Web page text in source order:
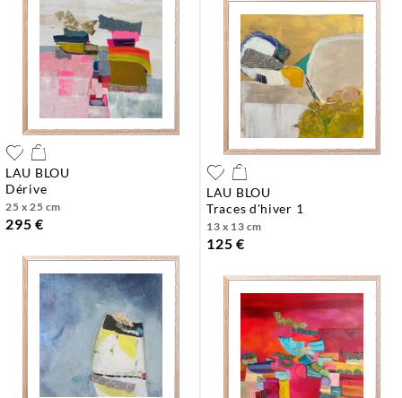
LAU BLOU
dérive
25 x 25 cm
295 €
LAU BLOU
traces d'hiver 1
13 x 13 cm
125 €